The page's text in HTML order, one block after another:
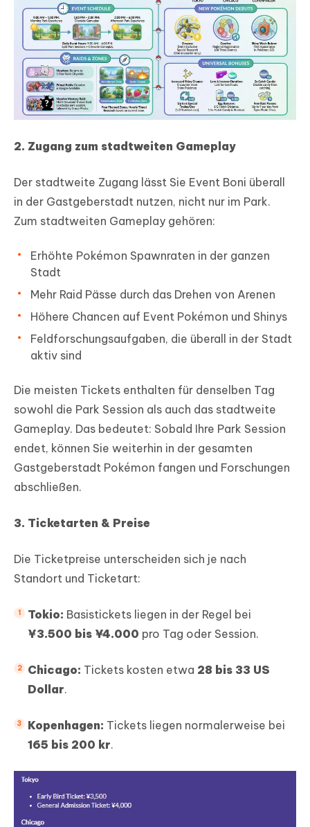
2. Zugang zum stadtweiten Gameplay
Der stadtweite Zugang lässt Sie Event Boni überall
in der Gastgeberstadt nutzen, nicht nur im Park.
Zum stadtweiten Gameplay gehören:
Erhöhte Pokémon Spawnraten in der ganzen
Stadt
Mehr Raid Pässe durch das Drehen von Arenen
Höhere Chancen auf Event Pokémon und Shinys
Feldforschungsaufgaben, die überall in der Stadt
aktiv sind
Die meisten Tickets enthalten für denselben Tag
sowohl die Park Session als auch das stadtweite
Gameplay. Das bedeutet: Sobald Ihre Park Session
endet, können Sie weiterhin in der gesamten
Gastgeberstadt Pokémon fangen und Forschungen
abschließen.
3. Ticketarten & Preise
Die Ticketpreise unterscheiden sich je nach
Standort und Ticketart:
Tokio: Basistickets liegen in der Regel bei
¥3.500 bis ¥4.000 pro Tag oder Session.
Chicago: Tickets kosten etwa 28 bis 33 US
Dollar.
Kopenhagen: Tickets liegen normalerweise bei
165 bis 200 kr.